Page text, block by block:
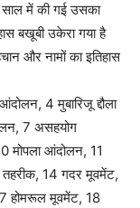
में की गई उसका
बखूबी उकेरा गया है
और नामों का इतिहास
4 मुबारिजू द्दौला
7 असहयोग
मोपला आंदोलन, 11
14 गदर मूवमेंट,
होमरूल मूवमेंट, 18